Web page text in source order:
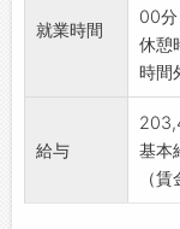
就業時間
00
休憩
時間
給与
基本
（